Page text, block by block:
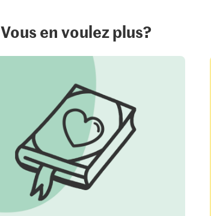
Vous en voulez plus?